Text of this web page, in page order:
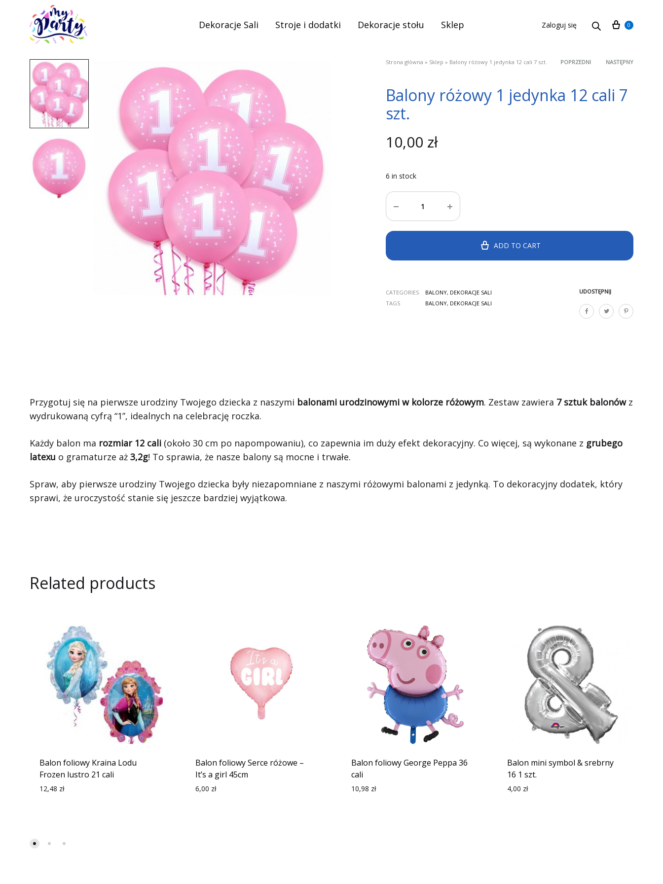
Dekoracje Sali Stroje i dodatki Dekoracje stołu Sklep Zaloguj się Cart
0
Strona główna » Sklep » Balony różowy 1 jedynka 12 cali 7 szt.
Product
navigation
POPRZEDNI NASTĘPNY
Balony różowy 1 jedynka 12 cali 7
szt.
10,00 zł
6 in stock
Quantity
ADD TO CART
UDOSTĘPNIJ
CATEGORIES BALONY, DEKORACJE SALI
TAGS
BALONY, DEKORACJE SALI
Przygotuj się na pierwsze urodziny Twojego dziecka z naszymi balonami urodzinowymi w kolorze różowym. Zestaw zawiera 7 sztuk balonówz
wydrukowaną cyfrą “1”, idealnych na celebrację roczka.
Każdy balon ma rozmiar 12 cali (około 30 cm po napompowaniu), co zapewnia im duży efekt dekoracyjny. Co więcej, są wykonane z grubego
latexu o gramaturze aż 3,2g! To sprawia, że nasze balony są mocne i trwałe.
Spraw, aby pierwsze urodziny Twojego dziecka były niezapomniane z naszymi różowymi balonami z jedynką. To dekoracyjny dodatek, który
sprawi, że uroczystość stanie się jeszcze bardziej wyjątkowa.
Related products
Balon foliowy Kraina Lodu
Frozen lustro 21 cali
12,48 zł
Balon foliowy Serce różowe –
It’s a girl 45cm
6,00 zł
Balon foliowy George Peppa 36
cali
10,98 zł
Balon mini symbol & srebrny
16 1 szt.
4,00 zł